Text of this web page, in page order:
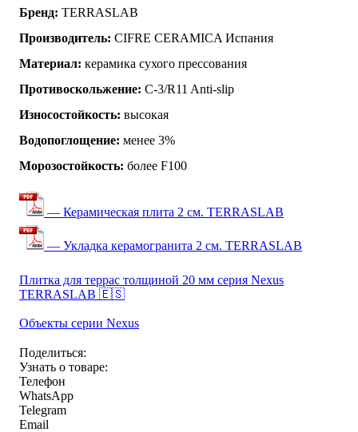
Бренд: TERRASLAB
Производитель: CIFRE CERAMICA Испания
Материал: керамика сухого прессования
Противоскольжение: C-3/R11 Anti-slip
Износостойкость: высокая
Водопоглощение: менее 3%
Морозостойкость: более F100
— Керамическая плита 2 см. TERRASLAB
— Укладка керамогранита 2 см. TERRASLAB
Плитка для террас толщиной 20 мм серия Nexus
TERRASLAB 🇪🇸
Объекты серии Nexus
Поделиться:
Узнать о товаре:
Телефон
WhatsApp
Telegram
Email